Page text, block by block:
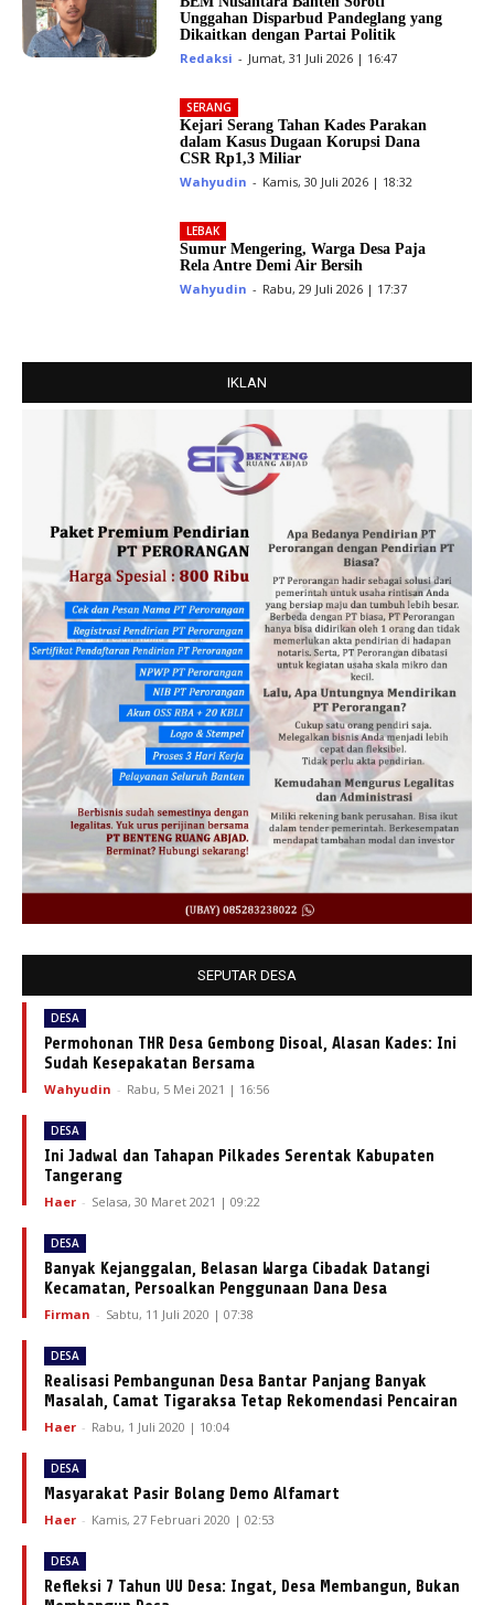
Unggahan Disparbud Pandeglang yang
Dikaitkan dengan Partai Politik
Redaksi - Jumat, 31 Juli 2026 | 16:47
SERANG
Kejari Serang Tahan Kades Parakan
dalam Kasus Dugaan Korupsi Dana
CSR Rp1,3 Miliar
Wahyudin - Kamis, 30 Juli 2026 | 18:32
LEBAK
Sumur Mengering, Warga Desa Paja
Rela Antre Demi Air Bersih
Wahyudin - Rabu, 29 Juli 2026 | 17:37
IKLAN
SEPUTAR DESA
DESA
Permohonan THR Desa Gembong Disoal, Alasan Kades: Ini
Sudah Kesepakatan Bersama
Wahyudin - Rabu, 5 Mei 2021 | 16:56
DESA
Ini Jadwal dan Tahapan Pilkades Serentak Kabupaten
Tangerang
Haer - Selasa, 30 Maret 2021 | 09:22
DESA
Banyak Kejanggalan, Belasan Warga Cibadak Datangi
Kecamatan, Persoalkan Penggunaan Dana Desa
Firman - Sabtu, 11 Juli 2020 | 07:38
DESA
Realisasi Pembangunan Desa Bantar Panjang Banyak
Masalah, Camat Tigaraksa Tetap Rekomendasi Pencairan
Haer - Rabu, 1 Juli 2020 | 10:04
DESA
Masyarakat Pasir Bolang Demo Alfamart
Haer - Kamis, 27 Februari 2020 | 02:53
DESA
Refleksi 7 Tahun UU Desa: Ingat, Desa Membangun, Bukan